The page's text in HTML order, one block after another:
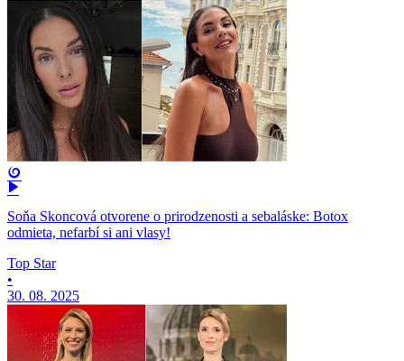
Soňa Skoncová otvorene o prirodzenosti a sebaláske: Botox
odmieta, nefarbí si ani vlasy!
Top Star
•
30. 08. 2025